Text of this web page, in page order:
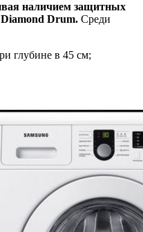
наличием защитных
Drum. Среди
глубине в 45 см;